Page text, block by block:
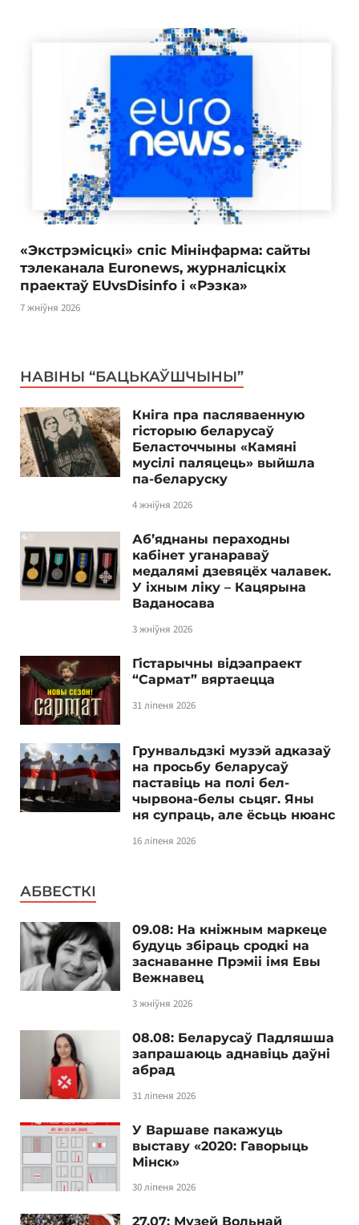
«Экстрэмісцкі» спіс Мінінфарма: сайты
тэлеканала Euronews, журналісцкіх
праектаў EUvsDisinfo і «Рэзка»
7 жніўня 2026
НАВІНЫ “БАЦЬКАЎШЧЫНЫ”
Кніга пра пасляваенную
гісторыю беларусаў
Беласточчыны «Камяні
мусілі паляцець» выйшла
па-беларуску
4 жніўня 2026
Аб’яднаны пераходны
кабінет уганараваў
медалямі дзевяцёх чалавек.
У іхным ліку – Кацярына
Ваданосава
3 жніўня 2026
Гістарычны відэапраект
“Сармат” вяртаецца
31 ліпеня 2026
Грунвальдзкі музэй адказаў
на просьбу беларусаў
паставіць на полі бел-
чырвона-белы сьцяг. Яны
ня супраць, але ёсьць нюанс
16 ліпеня 2026
АБВЕСТКІ
09.08: На кніжным маркеце
будуць збіраць сродкі на
заснаванне Прэміі імя Евы
Вежнавец
3 жніўня 2026
08.08: Беларусаў Падляшша
запрашаюць аднавіць даўні
абрад
31 ліпеня 2026
У Варшаве пакажуць
выставу «2020: Гаворыць
Мінск»
30 ліпеня 2026
27.07: Музей Вольнай